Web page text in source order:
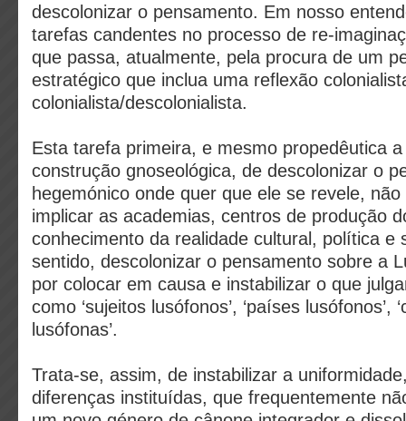
descolonizar o pensamento. Em nosso
tarefas candentes no processo de re-
que passa, atualmente, pela procura de um
estratégico que inclua uma reflexão
colonialista/descolonialista.
Esta tarefa primeira, e mesmo propedêutica
construção gnoseológica, de descolonizar o
hegemónico onde quer que ele se revele,
implicar as academias, centros de produção
conhecimento da realidade cultural, política e
sentido, descolonizar o pensamento sobre a
por colocar em causa e instabilizar o que
como ‘sujeitos lusófonos’, ‘países lusófonos’,
lusófonas’.
Trata-se, assim, de instabilizar a
diferenças instituídas, que frequentemente